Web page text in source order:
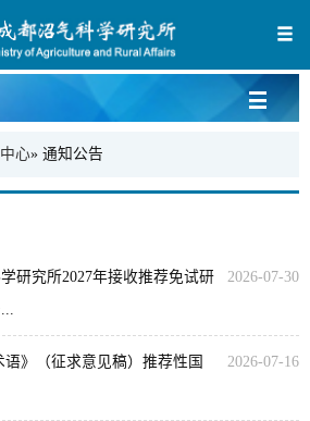
心» 通知公告
2026-07-30
研究所2027年接收推荐免试研
2026-07-16
》（征求意见稿）推荐性国